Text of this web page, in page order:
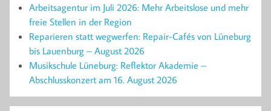
Arbeitsagentur im Juli 2026: Mehr Arbeitslose und mehr
freie Stellen in der Region
Reparieren statt wegwerfen: Repair-Cafés von Lüneburg
bis Lauenburg – August 2026
Musikschule Lüneburg: Reflektor Akademie –
Abschlusskonzert am 16. August 2026